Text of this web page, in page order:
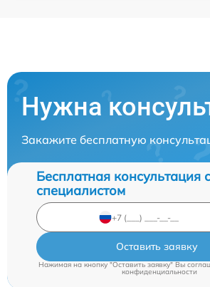
Нужна
Закажите бесплатную
Бесплатная консультация
специалистом
Оставить заявку
Нажимая на кнопку "Оставить заявку" Вы
конфиденциальности